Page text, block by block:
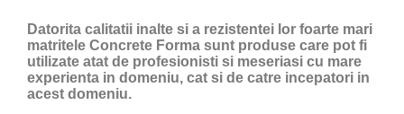
Datorita calitatii inalte si a rezistentei lor foarte mari
matritele Concrete Forma sunt produse care pot fi
utilizate atat de profesionisti si meseriasi cu mare
experienta in domeniu, cat si de catre incepatori in
acest domeniu.